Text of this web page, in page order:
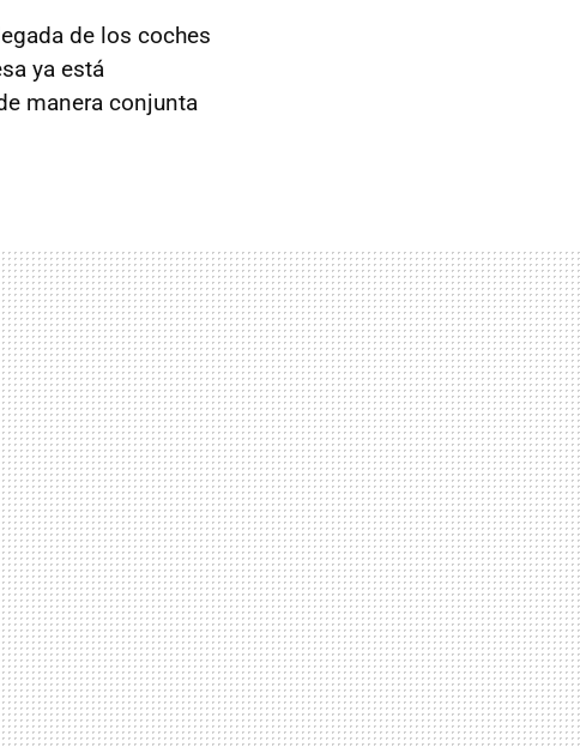
de los coches
ya está
manera conjunta